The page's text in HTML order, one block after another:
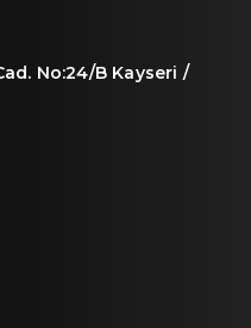
No:24/B Kayseri /